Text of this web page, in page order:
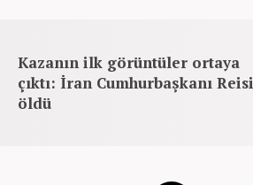
Kazanın ilk görüntüler ortaya
çıktı: İran Cumhurbaşkanı Reisi
öldü